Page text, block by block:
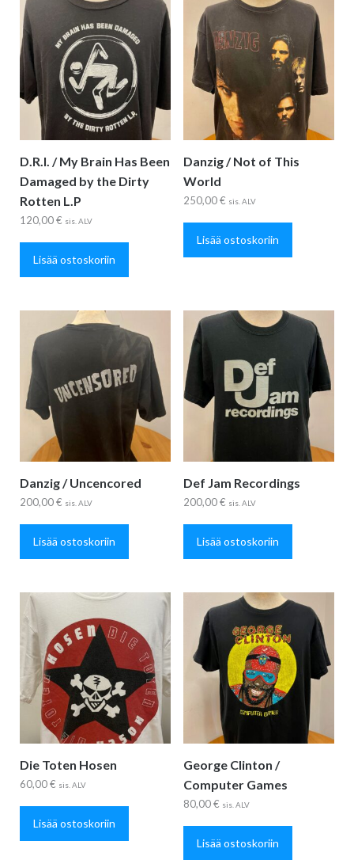
D.R.I. / My Brain Has Been
Damaged by the Dirty
Rotten L.P
120,00€ sis. ALV
Lisää ostoskoriin
Danzig / Not of This
World
250,00€ sis. ALV
Lisää ostoskoriin
Danzig / Uncencored
200,00€ sis. ALV
Lisää ostoskoriin
Def Jam Recordings
200,00€ sis. ALV
Lisää ostoskoriin
Die Toten Hosen
60,00€ sis. ALV
Lisää ostoskoriin
George Clinton /
Computer Games
80,00€ sis. ALV
Lisää ostoskoriin